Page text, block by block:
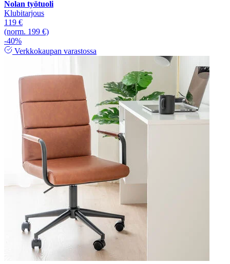
Nolan työtuoli
Klubitarjous
119 €
(norm. 199 €)
-40%
Verkkokaupan varastossa